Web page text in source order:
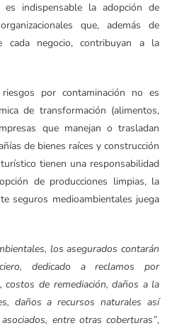
indispensable la adopción de
que, además de
cada negocio, contribuyan a la
por contaminación no es
de transformación (alimentos,
que manejan o trasladan
de bienes raíces y construcción
tienen una responsabilidad
de producciones limpias, la
seguros medioambientales juega
los asegurados contarán
dedicado a reclamos por
costos de remediación, daños a la
daños a recursos naturales así
entre otras coberturas”,